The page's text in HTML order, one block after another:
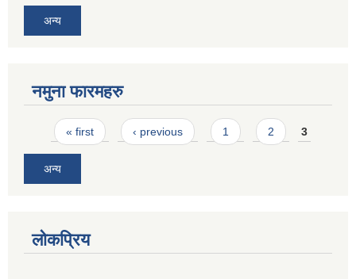
अन्य
नमुना फारमहरु
Pages
« first ‹ previous 1 2 3
अन्य
लोकप्रिय